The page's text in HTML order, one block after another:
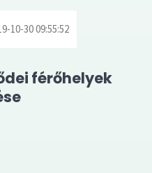
10-30 09:55:52
férőhelyek